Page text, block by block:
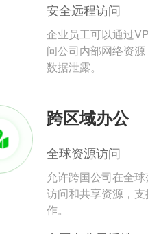
安全远程访问
企业员工可以通过
问公司内部网络资
数据泄露。
跨区域办公
全球资源访问
允许跨国公司在全
访问和共享资源，
作。